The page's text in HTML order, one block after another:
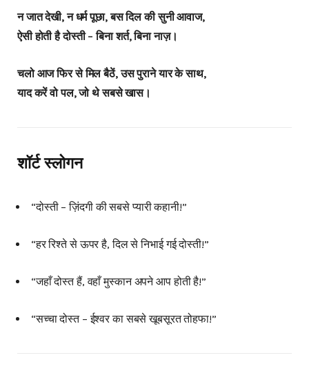
न जात देखी, न धर्म पूछा, बस दिल की सुनी आवाज,
ऐसी होती है दोस्ती – बिना शर्त, बिना नाज़।
चलो आज फिर से मिल बैठें, उस पुराने यार के साथ,
याद करें वो पल, जो थे सबसे खास।
शॉर्ट स्लोगन
“दोस्ती – ज़िंदगी की सबसे प्यारी कहानी!”
“हर रिश्ते से ऊपर है, दिल से निभाई गई दोस्ती!”
“जहाँ दोस्त हैं, वहाँ मुस्कान अपने आप होती है!”
“सच्चा दोस्त – ईश्वर का सबसे खूबसूरत तोहफा!”